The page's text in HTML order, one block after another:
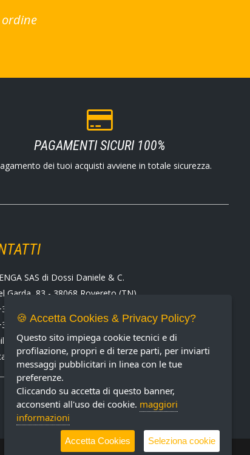
PAGAMENTI SICURI 100%
dei tuoi acquisti avviene in totale sicurezza.
SAS di Dossi Daniele & C.
Garda, 83 - 38068 Rovereto (TN)
0464 424258
0464 430938
marenga@marenga.it
IVA IT02232370227
🍪 Accetta Cookies & Privacy Policy?
Questo sito impiega cookie tecnici e di
profilazione, propri e di terze parti, per inviarti
messaggi pubblicitari in linea con le tue
preferenze.
Cliccando su accetta di questo banner,
acconsenti all'uso dei cookie. maggiori
informazioni
Accetta Cookies Seleziona cookie